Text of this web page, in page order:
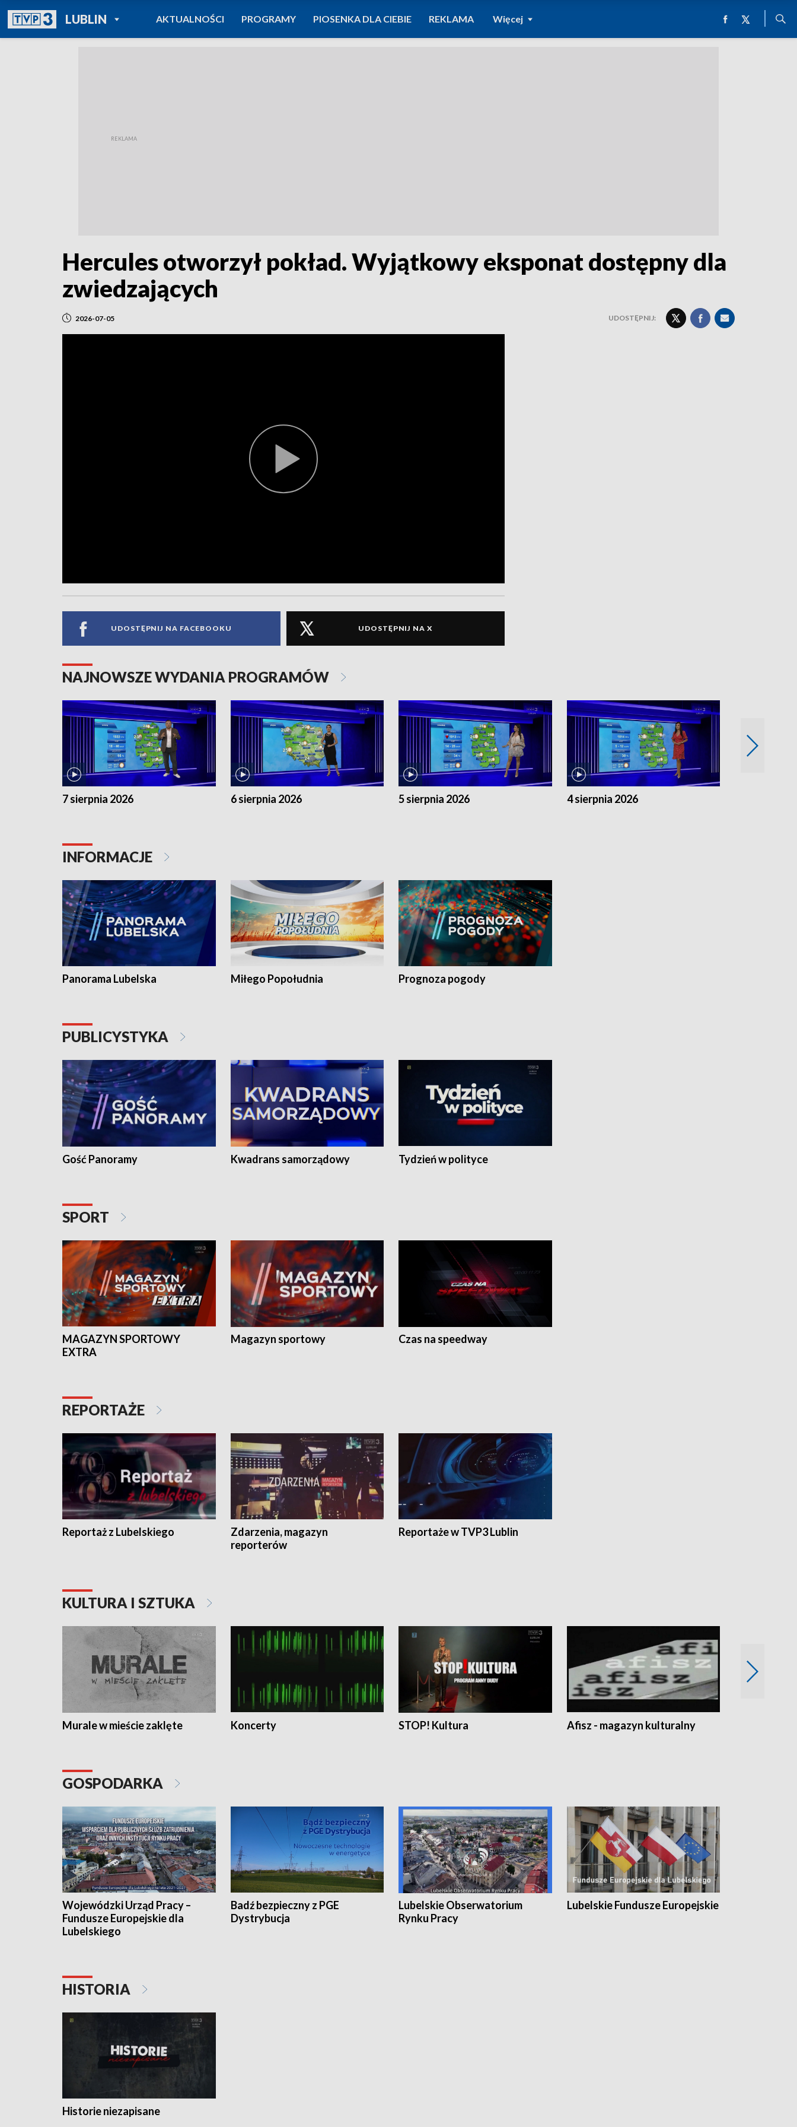
LUBLINPOWRÓT DO
TVP REGIONY
AKTUALNOŚCI PROGRAMY PIOSENKA DLA CIEBIE REKLAMA Więcej
Hercules otworzył pokład. Wyjątkowy eksponat dostępny dla
zwiedzających
2026-07-05 UDOSTĘPNIJ:
UDOSTĘPNIJ NA FACEBOOKU UDOSTĘPNIJ NA X
NAJNOWSZE WYDANIA PROGRAMÓW
7 sierpnia 2026 6 sierpnia 2026 5 sierpnia 2026 4 sierpnia 2026
INFORMACJE
Panorama Lubelska Miłego Popołudnia Prognoza pogody
PUBLICYSTYKA
Gość Panoramy Kwadrans samorządowy Tydzień w polityce
SPORT
MAGAZYN SPORTOWY
EXTRA
Magazyn sportowy Czas na speedway
REPORTAŻE
Reportaż z Lubelskiego
Zdarzenia, magazyn
reporterów
Reportaże w TVP3 Lublin
KULTURA I SZTUKA
Murale w mieście zaklęte Koncerty STOP! Kultura Afisz - magazyn kulturalny
GOSPODARKA
Wojewódzki Urząd Pracy –
Fundusze Europejskie dla
Lubelskiego
Badź bezpieczny z PGE
Dystrybucja
Lubelskie Obserwatorium
Rynku Pracy
Lubelskie Fundusze Europejskie
HISTORIA
Historie niezapisane